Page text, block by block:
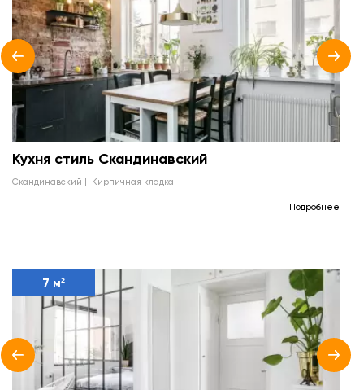
Кухня стиль Скандинавский
скандинавский кирпичная кладка
Подробнее
7 м²